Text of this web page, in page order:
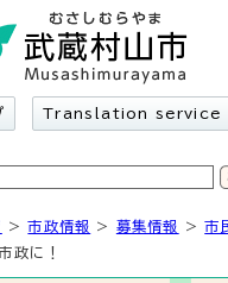
Translation service
>市政情報 > 募集情報 >市
政に！